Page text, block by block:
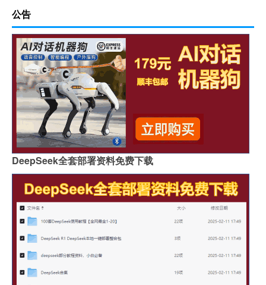
公告
DeepSeek全套部署资料免费下载